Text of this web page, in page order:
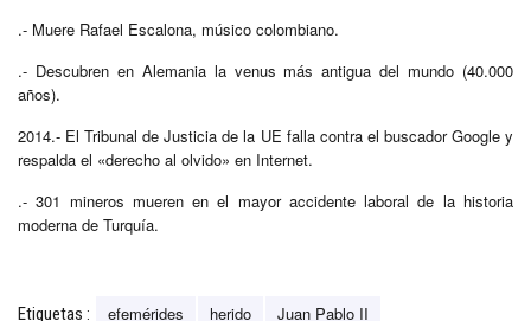
.- Muere Rafael Escalona, músico colombiano.
.- Descubren en Alemania la venus más antigua del mundo (40.000
años).
2014.- El Tribunal de Justicia de la UE falla contra el buscador Google y
respalda el «derecho al olvido» en Internet.
.- 301 mineros mueren en el mayor accidente laboral de la historia
moderna de Turquía.
Etiquetas : efemérides herido Juan Pablo II